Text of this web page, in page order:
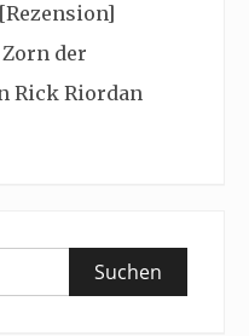
[Rezension]
Zorn der
Rick Riordan